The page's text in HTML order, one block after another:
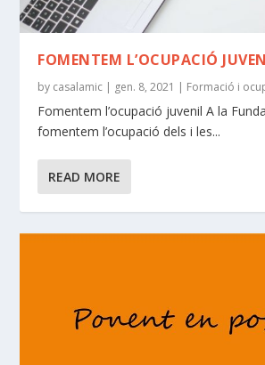
FOMENTEM L’OCUPACIÓ
by casalamic | gen. 8, 2021 | Formació i
Fomentem l’ocupació juvenil A la
fomentem l’ocupació dels i les...
READ MORE